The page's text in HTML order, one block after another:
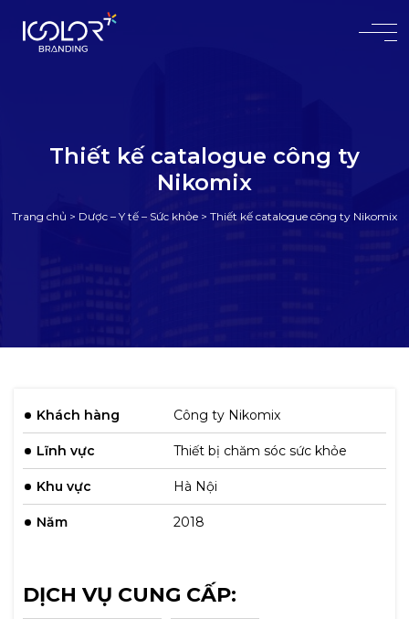
#
Thiết kế catalogue công ty
Nikomix
Trang chủ > Dược – Y tế – Sức khỏe > Thiết kế catalogue công ty Nikomix
Khách hàng Công ty Nikomix
Lĩnh vực Thiết bị chăm sóc sức khỏe
Khu vực Hà Nội
Năm 2018
DỊCH VỤ CUNG CẤP: